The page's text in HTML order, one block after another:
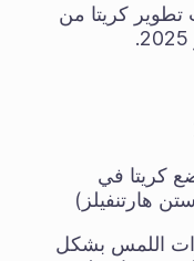
تطوير كريتا من
كريتا في
هارتنفيلز)
اللمس بشكل